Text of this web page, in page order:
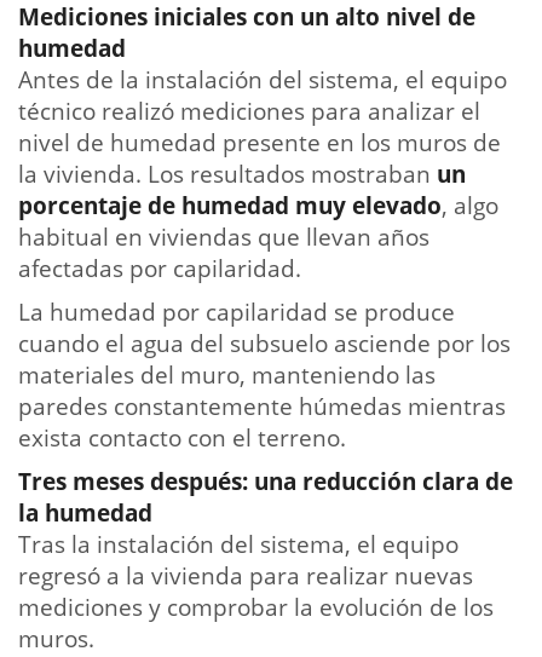
Mediciones iniciales con un alto nivel de
humedad
Antes de la instalación del sistema, el equipo
técnico realizó mediciones para analizar el
nivel de humedad presente en los muros de
la vivienda. Los resultados mostraban un
porcentaje de humedad muy elevado, algo
habitual en viviendas que llevan años
afectadas por capilaridad.
La humedad por capilaridad se produce
cuando el agua del subsuelo asciende por los
materiales del muro, manteniendo las
paredes constantemente húmedas mientras
exista contacto con el terreno.
Tres meses después: una reducción clara de
la humedad
Tras la instalación del sistema, el equipo
regresó a la vivienda para realizar nuevas
mediciones y comprobar la evolución de los
muros.